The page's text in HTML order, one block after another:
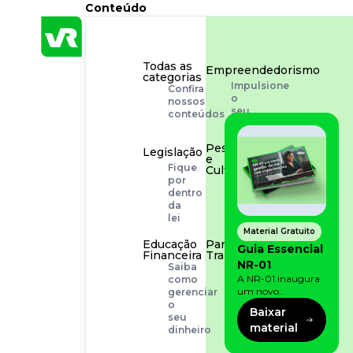
Conteúdo
Todas as
categorias
Confira
nossos
conteúdos
Empreendedorismo
Impulsione
o
seu
negócio
Legislação
Fique
por
dentro
da
lei
Pessoas
e
Cultura
Aprimore
cultura
organizacional
Educação
Financeira
Saiba
como
gerenciar
o
seu
dinheiro
Para o
Trabalhador
Tudo
para
facilitar
rotina
Material Gratuito
Guia Essencial
NR-01
A NR-01 inaugura
um novo
momento na
prevenção de riscos:
agora, além dos
fatores físicos e
Baixar
material